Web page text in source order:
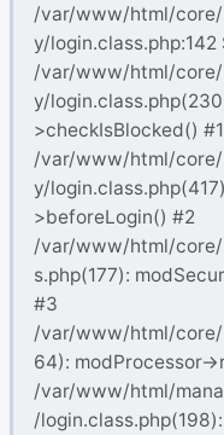
/var/www/html/
y/
/var/www/html/
y/
>checkIsBlocked() #1
/var/www/html/
y/
>beforeLogin() #2
/var/www/html/core/
s.php(177):
#3
/var/www/html/core/
64): modProcessor-
/var/www/html/
/